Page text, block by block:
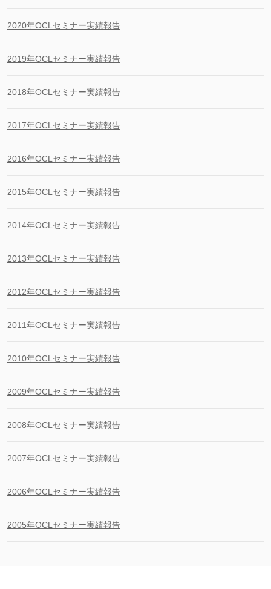
2020年OCLセミナー実績報告
2019年OCLセミナー実績報告
2018年OCLセミナー実績報告
2017年OCLセミナー実績報告
2016年OCLセミナー実績報告
2015年OCLセミナー実績報告
2014年OCLセミナー実績報告
2013年OCLセミナー実績報告
2012年OCLセミナー実績報告
2011年OCLセミナー実績報告
2010年OCLセミナー実績報告
2009年OCLセミナー実績報告
2008年OCLセミナー実績報告
2007年OCLセミナー実績報告
2006年OCLセミナー実績報告
2005年OCLセミナー実績報告